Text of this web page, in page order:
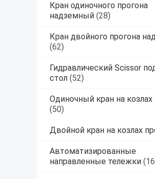
Кран одиночного прогона
надземный (28)
Кран двойного прогона
(62)
Гидравлический Scissor
стол (52)
Одиночный кран на козлах
(50)
Двойной кран на козлах
Автоматизированные
направленные тележки